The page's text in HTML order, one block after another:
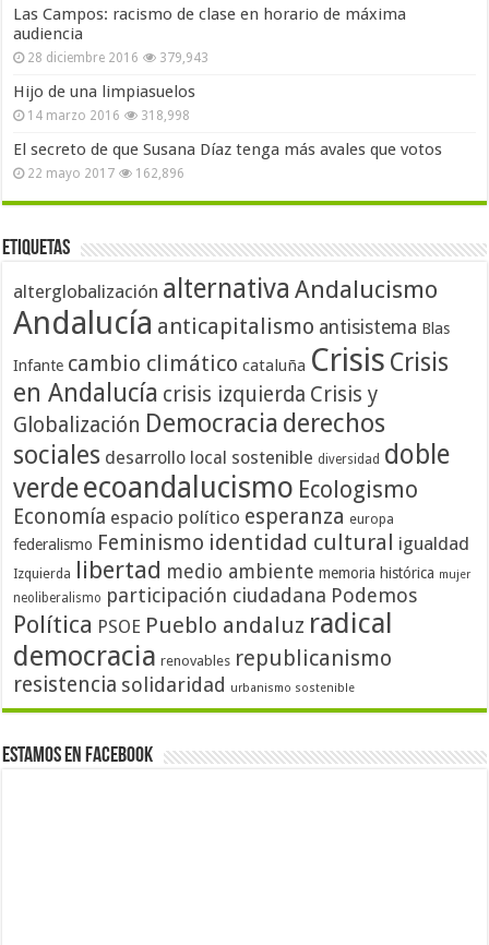
Las Campos: racismo de clase en horario de máxima
audiencia
28 diciembre 2016 379,943
Hijo de una limpiasuelos
14 marzo 2016 318,998
El secreto de que Susana Díaz tenga más avales que votos
22 mayo 2017 162,896
Etiquetas
alterglobalización alternativa Andalucismo
Andalucía anticapitalismo antisistema Blas
Infante cambio climático cataluña Crisis Crisis
en Andalucía crisis izquierda Crisis y
Globalización Democracia derechos
sociales desarrollo local sostenible diversidad doble
verdeecoandalucismo Ecologismo
Economía espacio político esperanza europa
federalismo Feminismo identidad cultural igualdad
Izquierda libertad medio ambiente memoria histórica mujer
neoliberalismo participación ciudadana Podemos
Política PSOE Pueblo andaluz radical
democracia renovables republicanismo
resistencia solidaridad urbanismo sostenible
Estamos en Facebook